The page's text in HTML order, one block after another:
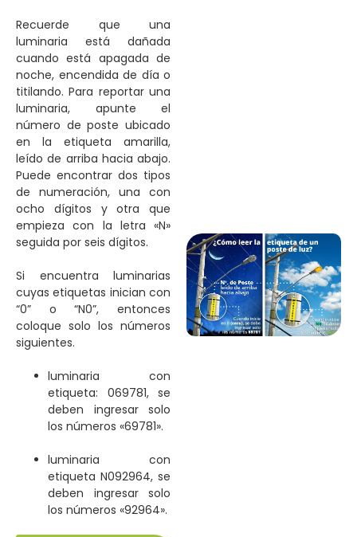
Recuerde que una
luminaria está dañada
cuando está apagada de
noche, encendida de día o
titilando. Para reportar una
luminaria, apunte el
número de poste ubicado
en la etiqueta amarilla,
leído de arriba hacia abajo.
Puede encontrar dos tipos
de numeración, una con
ocho dígitos y otra que
empieza con la letra «N»
seguida por seis dígitos.
Si encuentra luminarias
cuyas etiquetas inician con
“0” o “N0”, entonces
coloque solo los números
siguientes.
luminaria con
etiqueta: 069781, se
deben ingresar solo
los números «69781».
luminaria con
etiqueta N092964, se
deben ingresar solo
los números «92964».